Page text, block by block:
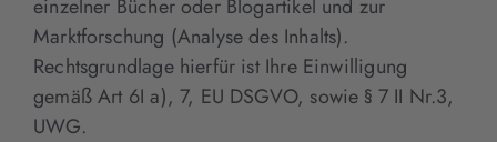
einzelner Bücher oder Blogartikel und zur
Marktforschung (Analyse des Inhalts).
Rechtsgrundlage hierfür ist Ihre Einwilligung
gemäß Art 6I a), 7, EU DSGVO, sowie § 7 II Nr.3,
UWG.